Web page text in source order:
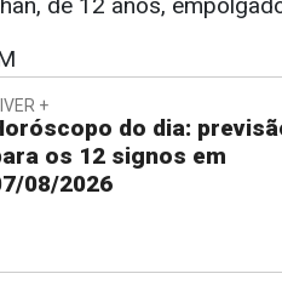
+
do dia:
os 12 signos em
08/2026